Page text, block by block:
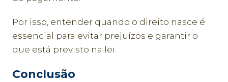
Por isso, entender quando o direito nasce é
essencial para evitar prejuízos e garantir o
que está previsto na lei.
Conclusão